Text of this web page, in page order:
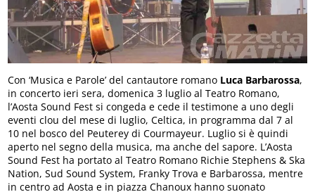
Con ‘Musica e Parole’ del cantautore romano Luca Barbarossa,
in concerto ieri sera, domenica 3 luglio al Teatro Romano,
l’Aosta Sound Fest si congeda e cede il testimone a uno degli
eventi clou del mese di luglio, Celtica, in programma dal 7 al
10 nel bosco del Peuterey di Courmayeur. Luglio si è quindi
aperto nel segno della musica, ma anche del sapore. L’Aosta
Sound Fest ha portato al Teatro Romano Richie Stephens & Ska
Nation, Sud Sound System, Franky Trova e Barbarossa, mentre
in centro ad Aosta e in piazza Chanoux hanno suonato